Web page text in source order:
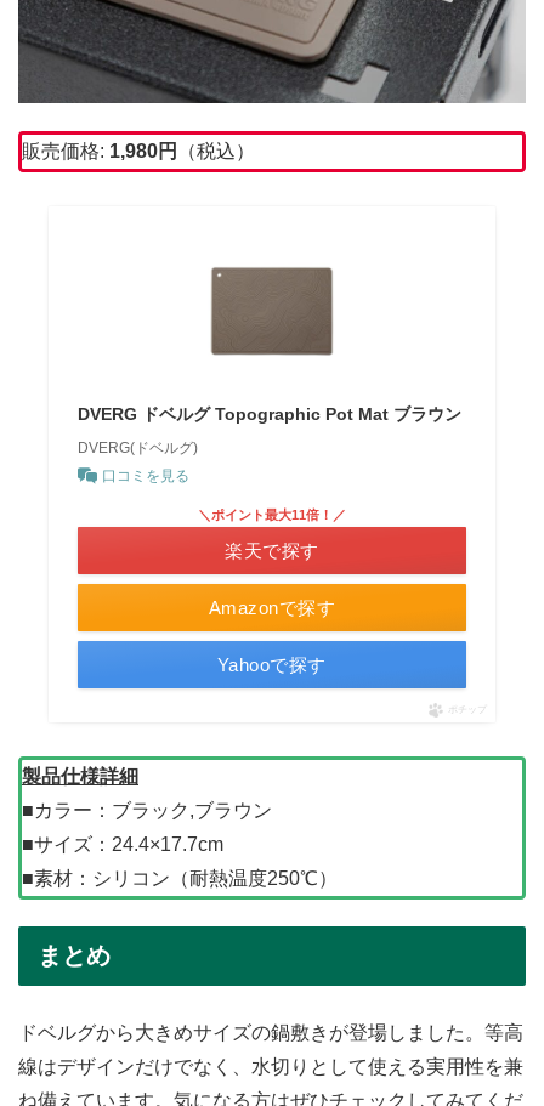
販売価格: 1,980円 （税込）
DVERG ドベルグ Topographic Pot Mat ブラウン
DVERG(ドベルグ)
口コミを見る
Amazonで探す
＼ポイント最大11倍！／
楽天で探す
Yahooで探す
ポチップ
製品仕様詳細
■カラー：ブラック,ブラウン
■サイズ：24.4×17.7cm
■素材：シリコン（耐熱温度250℃）
まとめ
ドベルグから大きめサイズの鍋敷きが登場しました。等高
線はデザインだけでなく、水切りとして使える実用性を兼
ね備えています。気になる方はぜひチェックしてみてくだ